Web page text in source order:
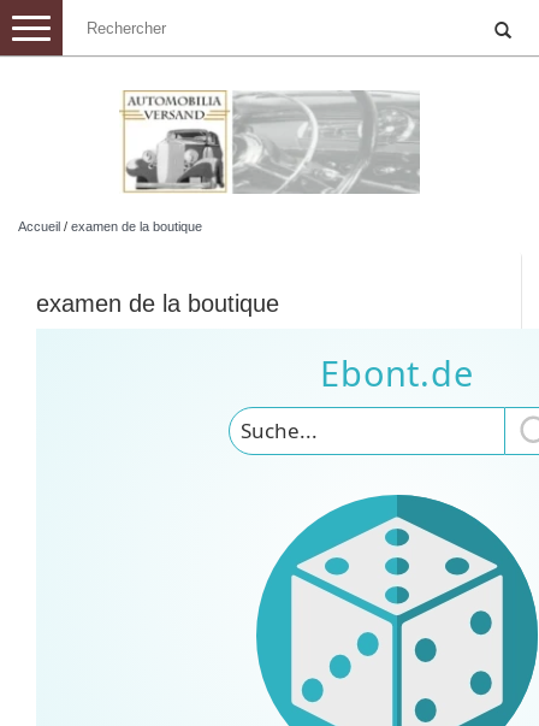
Toggle
navigation
Accueil / examen de la boutique
examen de la boutique